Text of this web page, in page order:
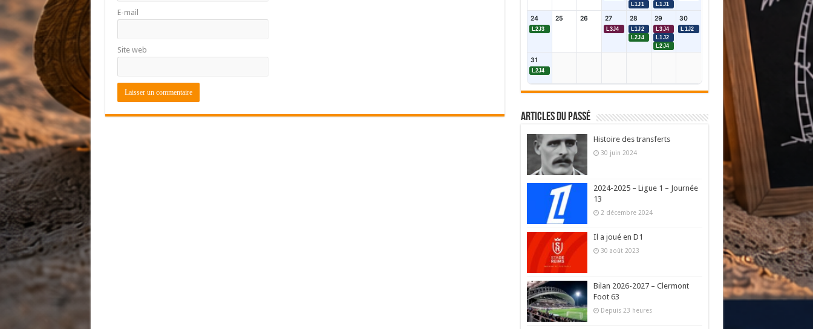
E-mail
Site web
L1J1
L1J1
24
L2J3
25 26 27
L3J4
28
L1J2
L2J4
29
L3J4
L1J2
L2J4
30
L1J2
31
L2J4
Articles du passé
Histoire des transferts
30 juin 2024
2024-2025 – Ligue 1 – Journée
13
2 décembre 2024
Il a joué en D1
30 août 2023
Bilan 2026-2027 – Clermont
Foot 63
Depuis 23 heures